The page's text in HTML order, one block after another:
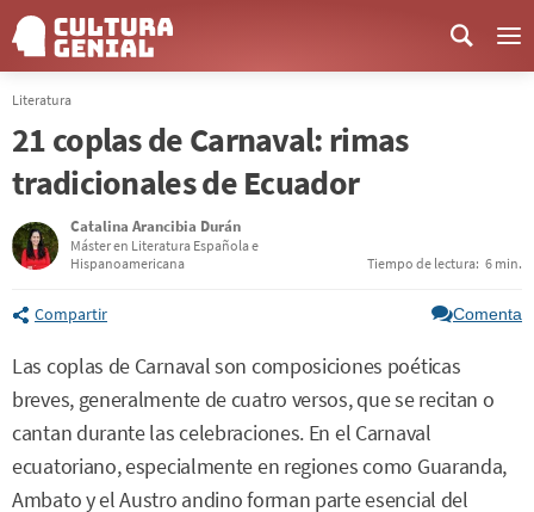
Literatura
21 coplas de Carnaval: rimas
tradicionales de Ecuador
Catalina Arancibia Durán
Máster en Literatura Española e
Hispanoamericana
Tiempo de lectura: 6 min.
Compartir Comenta
Las coplas de Carnaval son composiciones poéticas
breves, generalmente de cuatro versos, que se recitan o
cantan durante las celebraciones. En el Carnaval
ecuatoriano, especialmente en regiones como Guaranda,
Ambato y el Austro andino forman parte esencial del